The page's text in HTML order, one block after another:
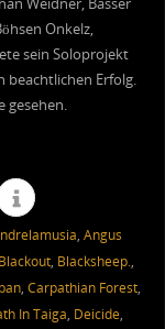
Weidner, Basser
Onkelz,
sein Soloprojekt
beachtlichen Erfolg.
gesehen.
, Angus
Blackout, Blacksheep.,
, Carpathian Forest,
In Taiga, Deicide,